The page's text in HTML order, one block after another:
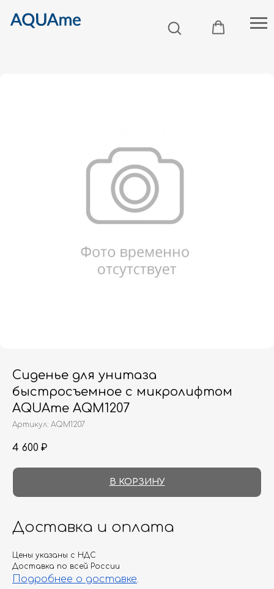
Сиденье для унитаза
быстросъемное с микролифтом
AQUAme AQM1207
Артикул: AQM1207
4 600 ₽
В КОРЗИНУ
Доставка и оплата
Цены указаны с НДС
Доставка по всей России
Подробнее о доставке.